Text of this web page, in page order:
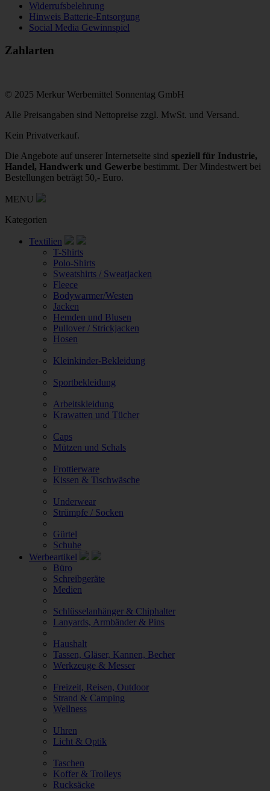
Widerrufsbelehrung
Hinweis Batterie-Entsorgung
Social Media Gewinnspiel
Zahlarten
© 2025 Merkur Werbemittel Sonnentag GmbH
Alle Preisangaben sind Nettopreise zzgl. MwSt. und Versand.
Kein Privatverkauf.
Die Angebote auf unserer Internetseite sind speziell für Industrie,
Handel, Handwerk und Gewerbe bestimmt. Der Mindestwert bei
Bestellungen beträgt 50,- Euro.
MENU
Kategorien
Textilien
T-Shirts
Polo-Shirts
Sweatshirts / Sweatjacken
Fleece
Bodywarmer/Westen
Jacken
Hemden und Blusen
Pullover / Strickjacken
Hosen
Kleinkinder-Bekleidung
Sportbekleidung
Arbeitskleidung
Krawatten und Tücher
Caps
Mützen und Schals
Frottierware
Kissen & Tischwäsche
Underwear
Strümpfe / Socken
Gürtel
Schuhe
Werbeartikel
Büro
Schreibgeräte
Medien
Schlüsselanhänger & Chiphalter
Lanyards, Armbänder & Pins
Haushalt
Tassen, Gläser, Kannen, Becher
Werkzeuge & Messer
Freizeit, Reisen, Outdoor
Strand & Camping
Wellness
Uhren
Licht & Optik
Taschen
Koffer & Trolleys
Rucksäcke